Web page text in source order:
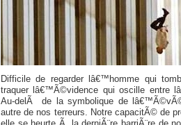
Difficile de regarder lâ€™homme qui
traquer lâ€™Ã©vidence qui oscille entre
Au-delÃ de la symbolique de
autre de nos terreurs. Notre capacitÃ© de